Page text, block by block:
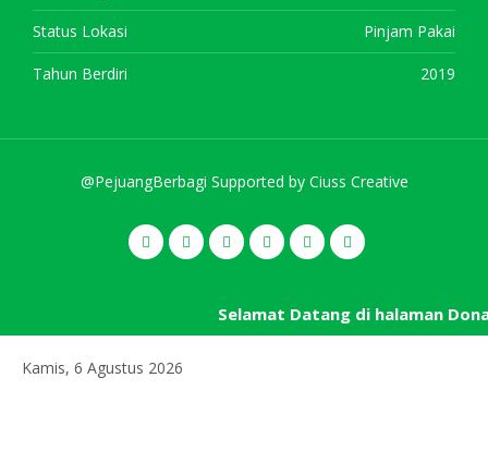
Kamis, 6 Agustus 2026
Status Lokasi Pinjam Pakai
Tahun Berdiri 2019
@PejuangBerbagi Supported by Ciuss Creative
Selamat Datang di halaman